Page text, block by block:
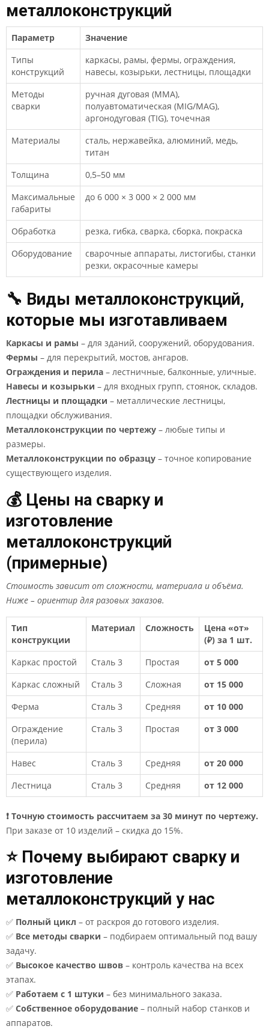
металлоконструкций
Параметр
Значение
Типы
конструкций
каркасы, рамы, фермы, ограждения,
навесы, козырьки, лестницы, площадки
Методы
сварки
ручная дуговая (MMA),
полуавтоматическая (MIG/MAG),
аргонодуговая (TIG), точечная
Материалы
сталь, нержавейка, алюминий, медь,
титан
Толщина
0,5–50 мм
Максимальные
габариты
до 6 000 × 3 000 × 2 000 мм
Обработка
резка, гибка, сварка, сборка, покраска
Оборудование
сварочные аппараты, листогибы, станки
резки, окрасочные камеры
🔧 Виды металлоконструкций,
которые мы изготавливаем
Каркасы и рамы – для зданий, сооружений, оборудования.
Фермы – для перекрытий, мостов, ангаров.
Ограждения и перила – лестничные, балконные, уличные.
Навесы и козырьки – для входных групп, стоянок, складов.
Лестницы и площадки – металлические лестницы,
площадки обслуживания.
Металлоконструкции по чертежу – любые типы и
размеры.
Металлоконструкции по образцу – точное копирование
существующего изделия.
💰 Цены на сварку и
изготовление
металлоконструкций
(примерные)
Стоимость зависит от сложности, материала и объёма.
Ниже – ориентир для разовых заказов.
Тип
конструкции
Материал Сложность
Цена «от»
(₽) за 1 шт.
Каркас простой
Сталь 3 Простая
от 5 000
Каркас сложный
Сталь 3 Сложная
от 15 000
Ферма
Сталь 3 Средняя
от 10 000
Ограждение
(перила)
Сталь 3 Простая от 3 000
Навес Сталь 3 Средняя
от 20 000
Лестница
Сталь 3 Средняя от 12 000
❗ Точную стоимость рассчитаем за 30 минут по чертежу.
При заказе от 10 изделий – скидка до 15%.
⭐ Почему выбирают сварку и
изготовление
металлоконструкций у нас
✅ Полный цикл – от раскроя до готового изделия.
✅ Все методы сварки – подбираем оптимальный под вашу
задачу.
✅ Высокое качество швов – контроль качества на всех
этапах.
✅ Работаем с 1 штуки – без минимального заказа.
✅ Собственное оборудование – полный набор станков и
аппаратов.